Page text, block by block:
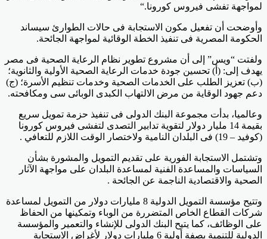
لمواجهة تفشى فيروس كورونا“.
وأوضحت أن تفعيل مكون الاستجابة فى حالات الطوارئ سيساند
الحكومة المصرية فى تنفيذ الخطة الوقائية لمواجهة الجائحة.
ولفتت “ويس” إلى أن مشروع تطوير نظام الرعاية الصحية فى مصر
يهدف إلى: (أ) تحسين جودة خدمات الرعاية الصحية الأولية والثانوية؛
(ب) تعزيز الطلب على الخدمات الصحية وخدمات تنظيم الأسرة؛ (ج)
دعم جهود الوقاية من مرض الالتهاب الكبدى الوبائى سى ومكافحته.
وعالميا، بدأت مجموعة البنك الدولى فى تنفيذ حزمة تمويل سريع
بقيمة 14 مليار دولار لتقوية تدابير التصدى لتفشى فيروس كورونا
(كوفيد – 19) فى البلدان النامية ولاختصار الوقت اللازم للتعافي
.
وتشتمل الاستجابة الفورية على تقديم التمويل والمشورة بشأن
السياسات والمساعدة الفنية لمساعدة البلدان على مواجهة الآثار
الصحية والاقتصادية الناجمة عن الجائحة .
وتتيح مؤسسة التمويل الدولية 8 مليارات دولار من التمويل لمساعدة
شركات القطاع الخاص المتضررة من الوباء وتمكينها من الحفاظ
على الوظائف، كما يتيح البنك الدولى للإنشاء والتعمير والمؤسسة
الدولية للتنمية بصفة أولية 6 مليارات دولار لأغراض الاستجابة